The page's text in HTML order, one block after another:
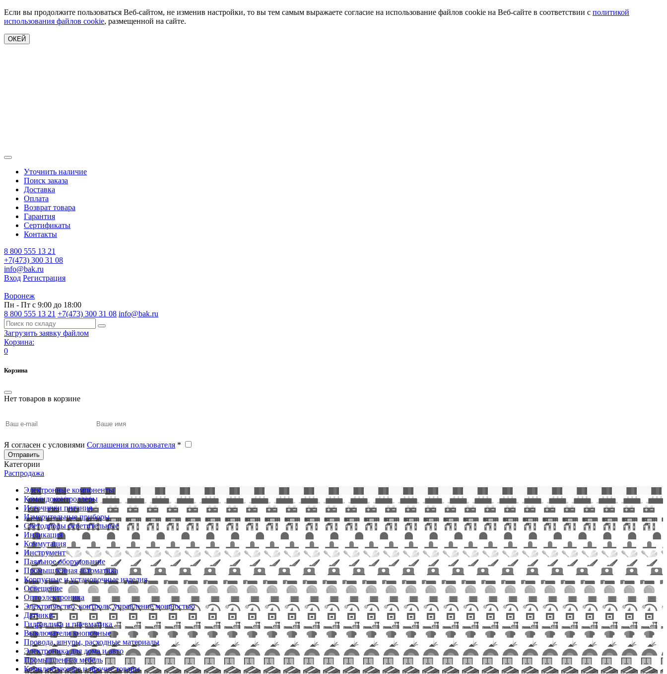
Если вы продолжите пользоваться Веб-сайтом, не изменив настройки, то вы тем самым выражаете согласие на использование файлов cookie на Веб-сайте в соответствии с политикой
использования файлов cookie, размещенной на сайте.
ОКЕЙ
Уточнить наличие
Поиск заказа
Доставка
Оплата
Возврат товара
Гарантия
Сертификаты
Контакты
8 800 555 13 21
+7(473) 300 31 08
info@bak.ru
Вход Регистрация
Воронеж
Пн - Пт с 9:00 до 18:00
8 800 555 13 21 +7(473) 300 31 08 info@bak.ru
Загрузить заявку файлом
Корзина:
0
Корзина
Нет товаров в корзине
Я согласен с условиями Соглашения пользователя *
Отправить
Категории
Распродажа
Электронные компоненты
Командоконтроллеры
Источники питания
Измерительные приборы
Светодиоды осветительные
Индикация
Коммутация
Инструмент
Паяльное оборудование
Промышленная автоматика
Корпусные и установочные изделия
Освещение
Оптоэлектроника
Электричество, контроль, управление мощностью
Датчики
Гидравлика и пневматика
Выключатели кнопочные
Провода, шнуры, расходные материалы
Электроника для дома и авто
Промышленная мебель
Комплектующие и прочие товары